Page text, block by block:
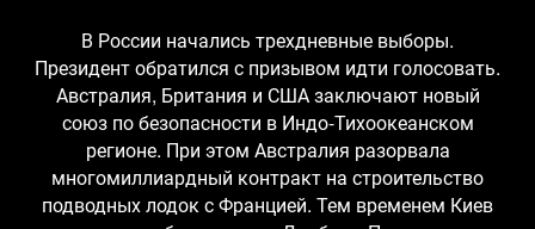
В России начались трехдневные выборы.
Президент обратился с призывом идти голосовать.
Австралия, Британия и США заключают новый
союз по безопасности в Индо-Тихоокеанском
регионе. При этом Австралия разорвала
многомиллиардный контракт на строительство
подводных лодок с Францией. Тем временем Киев